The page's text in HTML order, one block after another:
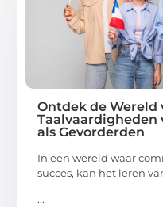
Ontdek de Wereld
Taalvaardigheden
als Gevorderden
In een wereld waar
succes, kan het leren
...